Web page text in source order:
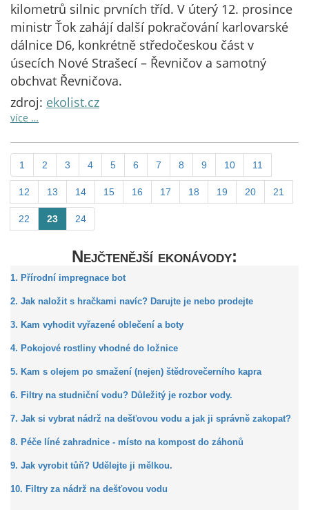
kilometrů silnic prvních tříd. V úterý 12. prosince
ministr Ťok zahájí další pokračování karlovarské
dálnice D6, konkrétně středočeskou část v
úsecích Nové Strašecí – Řevničov a samotný
obchvat Řevničova.
zdroj: ekolist.cz
více …
1 2 3 4 5 6 7 8 9 10 11
12 13 14 15 16 17 18 19 20 21
22 23 24
Nejčtenější ekonávody:
1. Přírodní impregnace bot
2. Jak naložit s hračkami navíc? Darujte je nebo prodejte
3. Kam vyhodit vyřazené oblečení a boty
4. Pokojové rostliny vhodné do ložnice
5. Kam s olejem po smažení (nejen) štědrovečerního kapra
6. Filtry na studniční vodu? Důležitý je rozbor vody.
7. Jak si vybrat nádrž na dešťovou vodu a jak ji správně zakopat?
8. Péče líné zahradnice - místo na kompost do záhonů
9. Jak vyrobit tůň? Udělejte ji mělkou.
10. Filtry za nádrž na dešťovou vodu